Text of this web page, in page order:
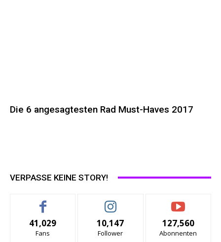
Die 6 angesagtesten Rad Must-Haves 2017
VERPASSE KEINE STORY!
41,029
Fans
10,147
Follower
127,560
Abonnenten